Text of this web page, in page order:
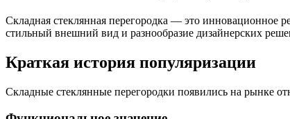
Складная стеклянная перегородка — это инновационное
стильный внешний вид и разнообразие дизайнерских
Краткая история популяризации
Складные стеклянные перегородки появились на рынке